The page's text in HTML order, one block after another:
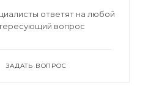
ответят на любой
вопрос
ЗАДАТЬ ВОПРОС